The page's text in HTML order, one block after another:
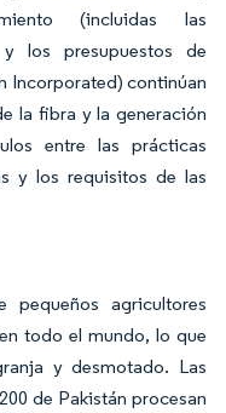
(incluidas las
los presupuestos de
Incorporated) continúan
la fibra y la generación
entre las prácticas
y los requisitos de las
pequeños agricultores
todo el mundo, lo que
y desmotado. Las
de Pakistán procesan